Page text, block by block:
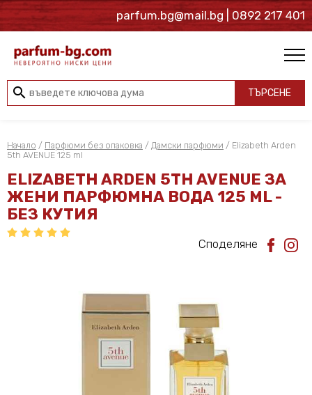
parfum.bg@mail.bg | 0892 217 401
search ТЪРСЕНЕ
Начало / Парфюми без опаковка / Дамски парфюми / Elizabeth Arden
5th AVENUE 125 ml
ELIZABETH ARDEN 5TH AVENUE ЗА
ЖЕНИ ПАРФЮМНА ВОДА 125 ML -
БЕЗ КУТИЯ
Споделяне